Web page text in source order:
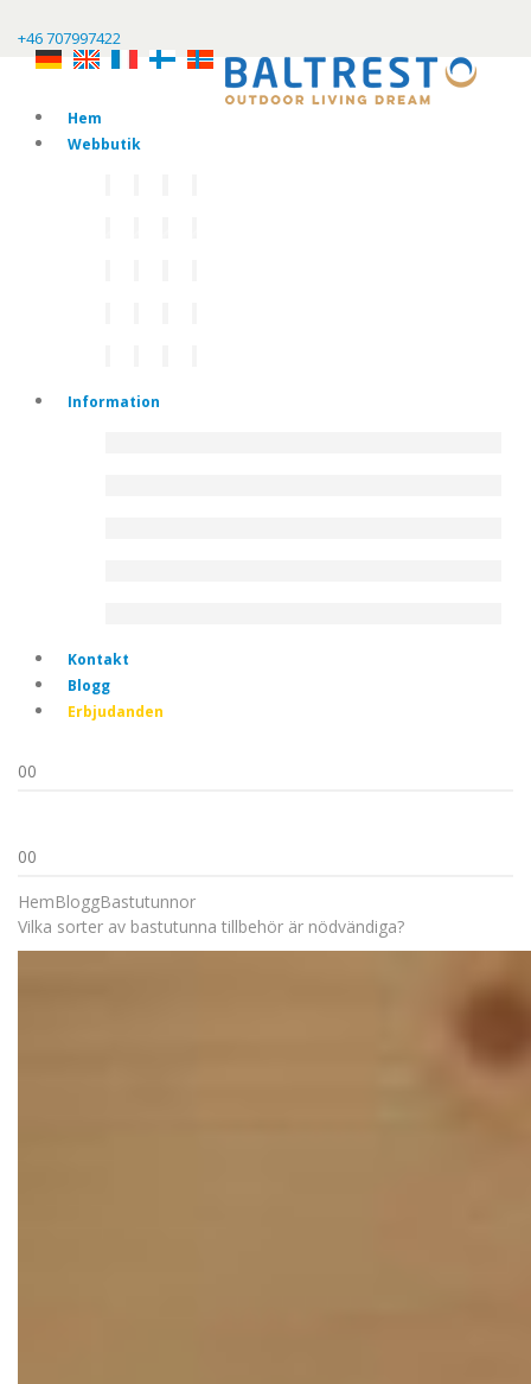
+46 707997422
Hem
Webbutik
Information
Kontakt
Blogg
Erbjudanden
00
00
HemBloggBastutunnor
Vilka sorter av bastutunna tillbehör är nödvändiga?